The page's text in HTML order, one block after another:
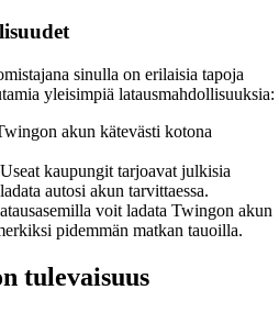
sinulla on erilaisia tapoja
yleisimpiä latausmahdollisuuksia:
akun kätevästi kotona
Useat kaupungit tarjoavat julkisia
autosi akun tarvittaessa.
voit ladata Twingon akun
pidemmän matkan tauoilla.
tulevaisuus